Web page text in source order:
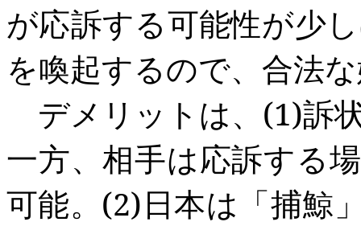
が応訴する可能性が少
を喚起するので、合法
デメリットは、(1)訴
一方、相手は応訴する
可能。(2)日本は「捕鯨